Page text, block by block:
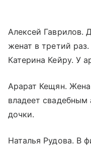
Алексей Гаврилов.
женат в третий
Катерина Кейру. У
Арарат Кещян.
владеет свадебным
дочки.
Наталья Рудова. В